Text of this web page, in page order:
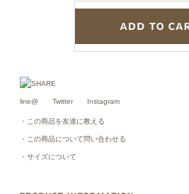
line@ Twitter Instagram
・この商品を友達に教える
・この商品について問い合わせる
・サイズについて